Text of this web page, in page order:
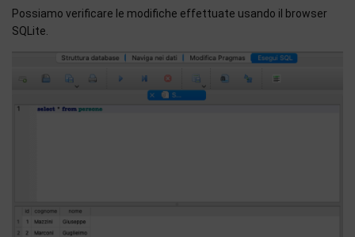
Possiamo verificare le modifiche effettuate usando il browser
SQLite.